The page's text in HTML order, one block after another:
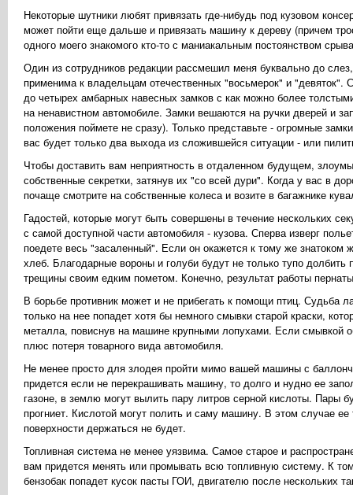
Hекоторые шутники любят привязать где-нибудь под кузовом
может пойти еще дальше и привязать машину к дереву (причем
одного моего знакомого кто-то с маниакальным постоянством
Один из сотрудников редакции рассмешил меня буквально до
применима к владельцам отечественных "восьмерок" и "девяток".
до четырех амбарных навесных замков с как можно более
на ненавистном автомобиле. Замки вешаются на ручки дверей и
положения поймете не сразу). Только представьте - огромные
вас будет только два выхода из сложившейся ситуации - или
Чтобы доставить вам неприятность в отдаленном будущем,
собственные секретки, затянув их "со всей дури". Когда у вас в
почаще смотрите на собственные колеса и возите в багажнике
Гадостей, которые могут быть совершены в течение нескольких
с самой доступной части автомобиля - кузова. Сперва изверг
поедете весь "засаленный". Если он окажется к тому же
хлеб. Благодарные вороны и голуби будут не только тупо
трещины своим едким пометом. Конечно, результат работы
В борьбе противник может и не прибегать к помощи птиц. Судьба
только на нее попадет хотя бы немного смывки старой краски,
металла, повиснув на машине крупными лопухами. Если
плюс потеря товарного вида автомобиля.
Hе менее просто для злодея пройти мимо вашей машины с
придется если не перекрашивать машину, то долго и нудно ее
газоне, в землю могут вылить пару литров серной кислоты. Пары
прогниет. Кислотой могут полить и саму машину. В этом случае
поверхности держаться не будет.
Топливная система не менее уязвима. Самое старое и
вам придется менять или промывать всю топливную систему. К
бензобак попадет кусок пасты ГОИ, двигателю после нескольких